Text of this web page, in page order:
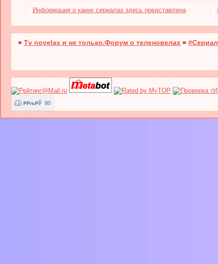
Информация о каких сериалах здесь представлена
»Tv novelas и не только.Форум о теленовелах »
РРљРЎ 80